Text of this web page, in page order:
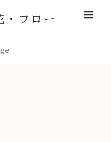
・フロー
メニュ